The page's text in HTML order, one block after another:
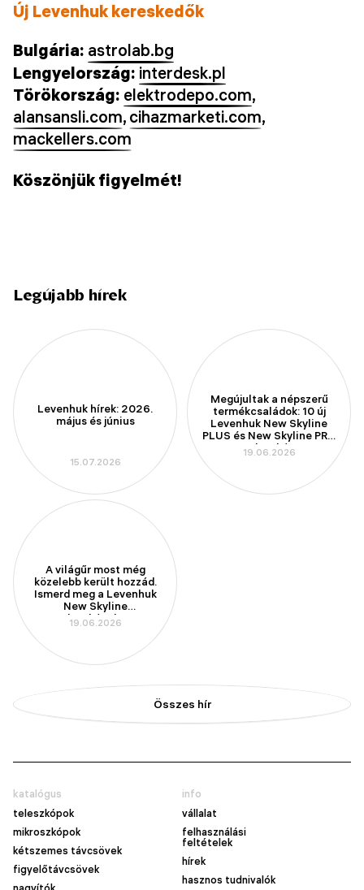
Új Levenhuk kereskedők
Bulgária: astrolab.bg
Lengyelország: interdesk.pl
Törökország: elektrodepo.com,
alansansli.com, cihazmarketi.com,
mackellers.com
Köszönjük figyelmét!
Legújabb hírek
Levenhuk hírek: 2026.
május és június
15.07.2026
Megújultak a népszerű
termékcsaládok: 10 új
Levenhuk New Skyline
PLUS és New Skyline PRO
teleszkóp
19.06.2026
A világűr most még
közelebb került hozzád.
Ismerd meg a Levenhuk
New Skyline
teleszkópokat!
19.06.2026
Összes hír
katalógus
teleszkópok
mikroszkópok
kétszemes távcsövek
figyelőtávcsövek
info
vállalat
felhasználási
feltételek
hírek
hasznos tudnivalók